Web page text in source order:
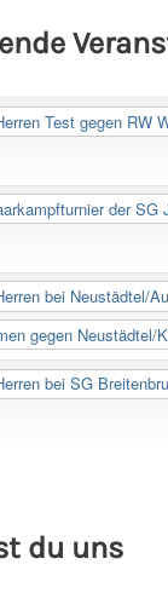
Test gegen RW
der SG
bei Neustädtel/
gegen Neustädtel/
bei SG
du uns